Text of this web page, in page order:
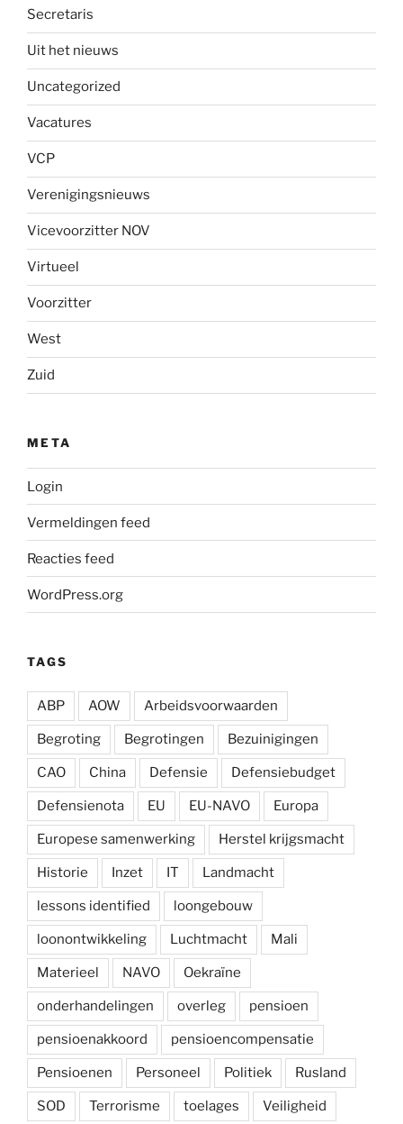
Secretaris
Uit het nieuws
Uncategorized
Vacatures
VCP
Verenigingsnieuws
Vicevoorzitter NOV
Virtueel
Voorzitter
West
Zuid
META
Login
Vermeldingen feed
Reacties feed
WordPress.org
TAGS
ABP AOW Arbeidsvoorwaarden
Begroting Begrotingen Bezuinigingen
CAO China Defensie Defensiebudget
Defensienota EU EU-NAVO Europa
Europese samenwerking Herstel krijgsmacht
Historie Inzet IT Landmacht
lessons identified loongebouw
loonontwikkeling Luchtmacht Mali
Materieel NAVO Oekraïne
onderhandelingen overleg pensioen
pensioenakkoord pensioencompensatie
Pensioenen Personeel Politiek Rusland
SOD Terrorisme toelages Veiligheid